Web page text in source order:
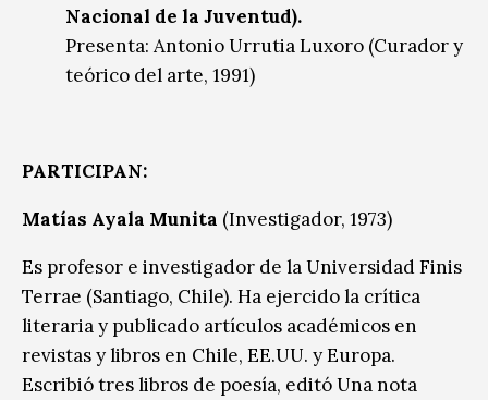
Nacional de la Juventud).
Presenta: Antonio Urrutia Luxoro (Curador y
teórico del arte, 1991)
PARTICIPAN:
Matías Ayala Munita (Investigador, 1973)
Es profesor e investigador de la Universidad Finis
Terrae (Santiago, Chile). Ha ejercido la crítica
literaria y publicado artículos académicos en
revistas y libros en Chile, EE.UU. y Europa.
Escribió tres libros de poesía, editó Una nota